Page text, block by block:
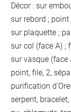
Décor : sur
sur rebord ;
sur plaquette ;
sur col (face A) ;
sur vasque (face
point, file, 2,
purification
serpent,